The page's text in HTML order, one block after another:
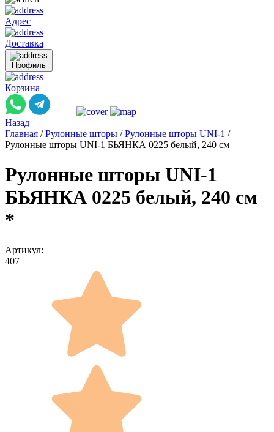
Адрес
Доставка
Профиль
Корзина
Назад
Главная / Рулонные шторы / Рулонные шторы UNI-1 /
Рулонные шторы UNI-1 БЬЯНКА 0225 белый, 240 см
Рулонные шторы UNI-1
БЬЯНКА 0225 белый, 240 см
*
Артикул:
407